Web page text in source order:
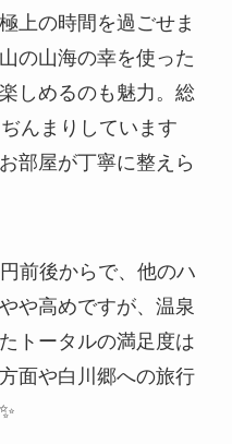
上の時間を過ごせま
の山海の幸を使った
しめるのも魅力。総
んまりしています
部屋が丁寧に整えら
前後からで、他のハ
や高めですが、温泉
トータルの満足度は
面や白川郷への旅行